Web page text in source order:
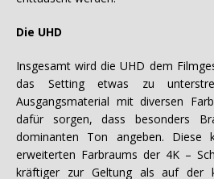
Die UHD
Insgesamt wird die UHD dem
das Setting etwas zu
Ausgangsmaterial mit diversen
dafür sorgen, dass besonders
dominanten Ton angeben. Diese
erweiterten Farbraums der 4K –
kräftiger zur Geltung als auf der